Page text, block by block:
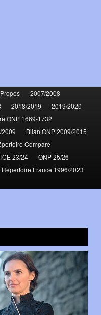
2007/2008
2018/2019
2019/2020
ONP 1669-1732
2009
Bilan ONP 2009/2015
Comparé
23/24
ONP 25/26
Répertoire France 1996/2023